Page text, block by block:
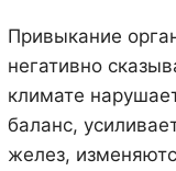
Привыкание
негативно
климате
баланс,
желез,